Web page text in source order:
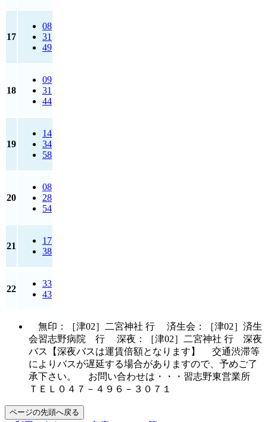
17
08
31
49
18
09
31
44
19
14
34
58
20
08
28
54
21
17
38
22
33
43
無印：［津02］二宮神社 行 済生会：［津02］済生
会習志野病院 行 深夜：［津02］二宮神社 行 深夜
バス【深夜バスは運賃倍額となります】 交通渋滞等
によりバスが遅延する場合がありますので、予めご了
承下さい。 お問い合わせは・・・習志野東営業所
ＴＥＬ０４７－４９６－３０７１
ページの先頭へ戻る